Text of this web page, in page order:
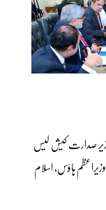
زیر صدارت کیش لیس
ہاؤس، اسلام